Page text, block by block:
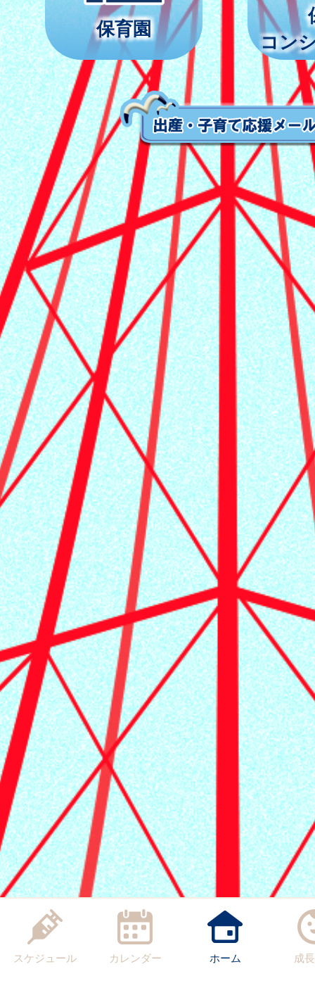
保育園
コン
スケジュール カレンダー ホーム 成